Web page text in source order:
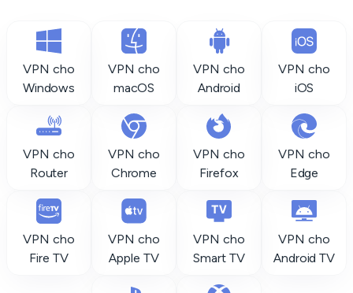
VPN cho
Windows
VPN cho
macOS
VPN cho
Android
VPN cho
iOS
VPN cho
Router
VPN cho
Chrome
VPN cho
Firefox
VPN cho
Edge
VPN cho
Fire TV
VPN cho
Apple TV
VPN cho
Smart TV
VPN cho
Android TV